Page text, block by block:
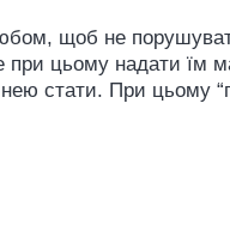
щоб не
при цьому надати їм
стати. При цьому